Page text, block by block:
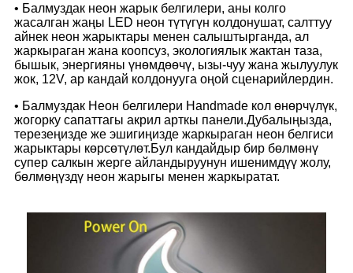
• Балмуздак неон жарык белгилери, аны колго
жасалган жаңы LED неон түтүгүн колдонушат, салттуу
айнек неон жарыктары менен салыштырганда, ал
жаркыраган жана коопсуз, экологиялык жактан таза,
бышык, энергияны үнөмдөөчү, ызы-чуу жана жылуулук
жок, 12V, ар кандай колдонууга оңой сценарийлердин.
• Балмуздак Неон белгилери Handmade кол өнөрчүлүк,
жогорку сапаттагы акрил арткы панели.Дубалыңызда,
терезеңизде же эшигиңизде жаркыраган неон белгиси
жарыктары көрсөтүлөт.Бул кандайдыр бир бөлмөнү
супер салкын жерге айландыруунун ишенимдүү жолу,
бөлмөңүздү неон жарыгы менен жаркыратат.